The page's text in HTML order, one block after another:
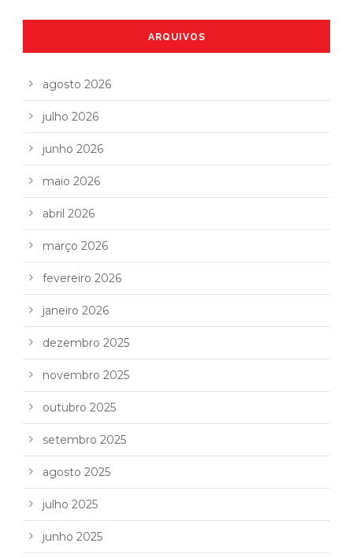
ARQUIVOS
agosto 2026
julho 2026
junho 2026
maio 2026
abril 2026
março 2026
fevereiro 2026
janeiro 2026
dezembro 2025
novembro 2025
outubro 2025
setembro 2025
agosto 2025
julho 2025
junho 2025